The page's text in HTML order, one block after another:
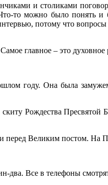
и столиками
то можно было понять
потому что вопросы
главное – это духовное
году. Она была
Рождества
Великим постом. На
два. Все в телефоны